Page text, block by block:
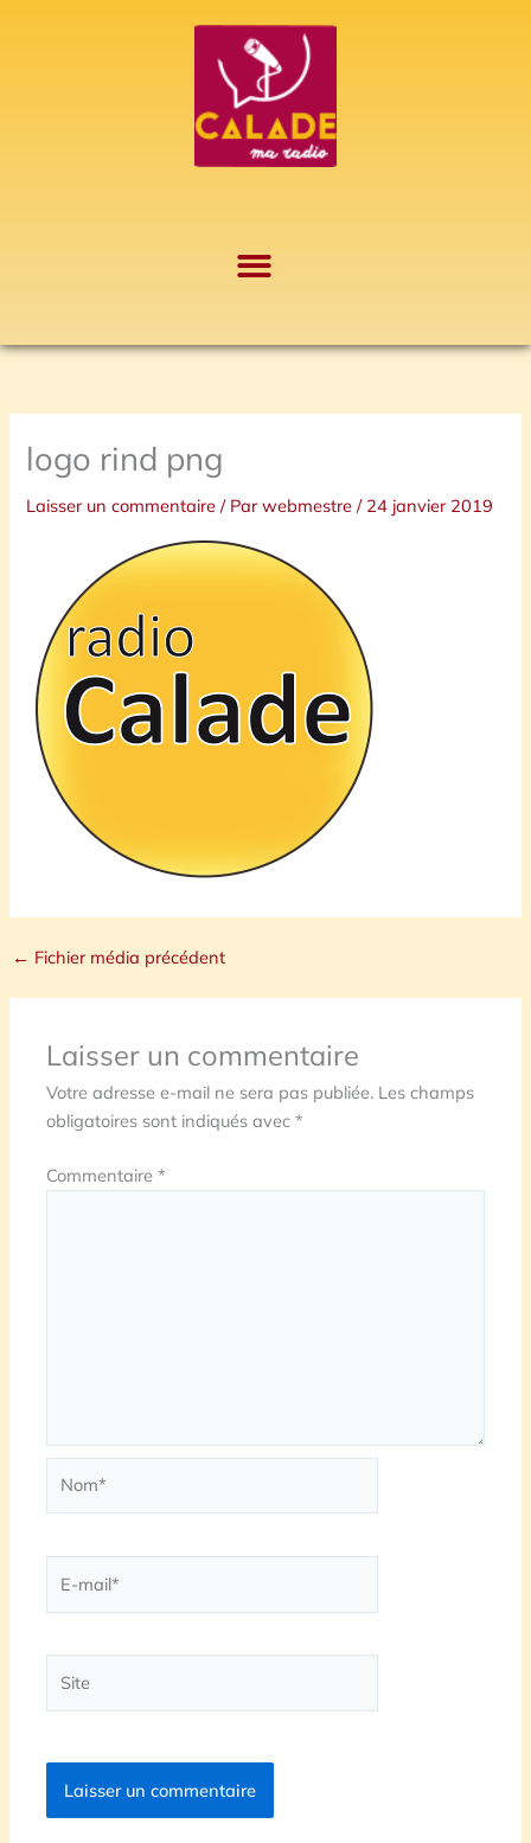
logo rind png
Laisser un commentaire / Parwebmestre/ 24 janvier 2019
← Fichier média précédent
Laisser un commentaire
Votre adresse e-mail ne sera pas publiée. Les champs
obligatoires sont indiqués avec*
Commentaire*
mail*